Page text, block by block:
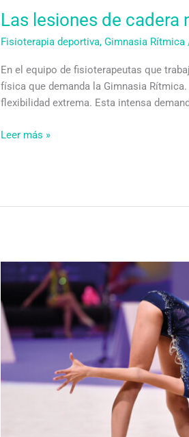
Las lesiones de cadera
Fisioterapia deportiva,Gimnasia Rítmica
En el equipo de fisioterapeutas que
física que demanda la Gimnasia
flexibilidad extrema. Esta intensa
Leer más »
Trauma
Granada
con
toda
la
gimnasia
rítmica
de